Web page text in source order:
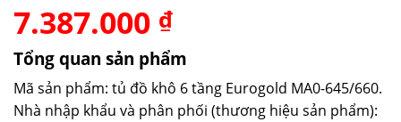
Giá
gốc
là:
9.850.000 ₫.
7.387.000 ₫Giá
tại
là:
7.387.000 ₫.
Tổng quan sản phẩm
Mã sản phẩm: tủ đồ khô 6 tầng Eurogold MA0-645/660.
Nhà nhập khẩu và phân phối (thương hiệu sản phẩm):